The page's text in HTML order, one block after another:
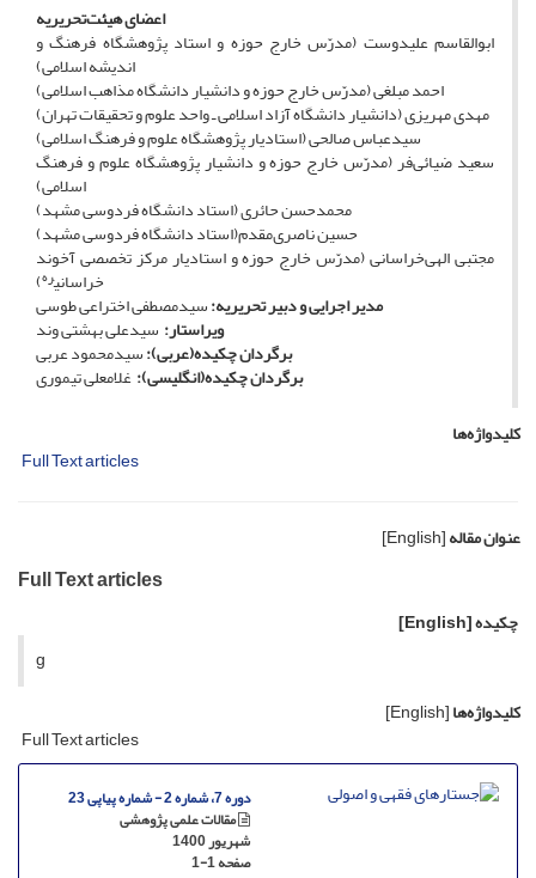
اعضای هیئتتحریریه
ابوالقاسم علیدوست (مدرّس خارج حوزه و استاد پژوهشگاه فرهنگ و
اندیشه اسلامی)
احمد مبلغی (مدرّس خارج حوزه و دانشیار دانشگاه مذاهب اسلامی)
مهدی مهریزی (دانشیار دانشگاه آزاد اسلامی ـ واحد علوم و تحقیقات تهران)
سیدعباس صالحی (استادیار پژوهشگاه علوم و فرهنگ اسلامی)
سعید ضیائی‌فر (مدرّس خارج حوزه و دانشیار پژوهشگاه علوم و فرهنگ
اسلامی)
محمدحسن حائری (استاد دانشگاه فردوسی مشهد)
حسین ناصری‌مقدم(استاد دانشگاه فردوسی مشهد)
مجتبی الهی‌خراسانی (مدرّس خارج حوزه و استادیار مرکز تخصصی آخوند
خراسانیره)
مدیر اجرایی و دبیر تحریریه:سیدمصطفی اختراعی­ طوسی
ویراستار: سیدعلی بهشتی­ وند
برگردان چکیده(عربی):سیدمحمود عربی
برگردان چکیده(انگلیسی):غلامعلی تیموری
کلیدواژه‌ها
Full Text articles
عنوان مقاله[English]
Full Text articles
چکیده[English]
g
کلیدواژه‌ها[English]
Full Text articles
دوره 7، شماره 2 - شماره پیاپی 23
مقالات علمی پژوهشی
شهریور 1400
صفحه1-1